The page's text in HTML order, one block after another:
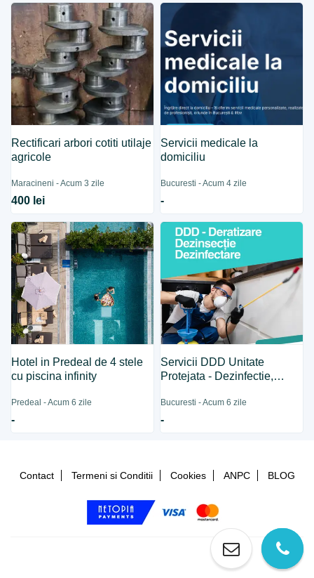
Rectificari arbori cotiti utilaje
agricole
Maracineni - Acum 3 zile
400 lei
Servicii medicale la
domiciliu
Bucuresti - Acum 4 zile
-
Hotel in Predeal de 4 stele
cu piscina infinity
Predeal - Acum 6 zile
-
Servicii DDD Unitate
Protejata - Dezinfectie,
Bucuresti - Acum 6 zile
-
Contact Termeni si Conditii Cookies ANPC BLOG